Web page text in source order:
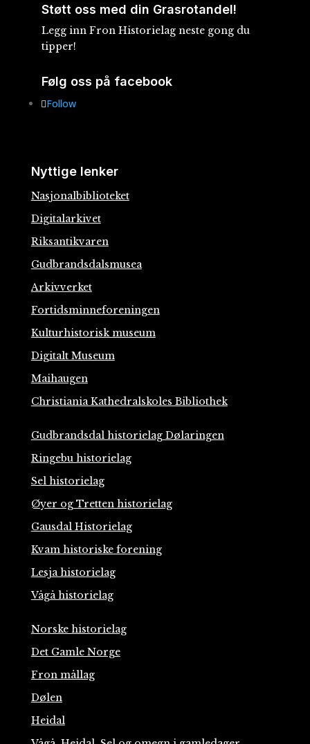
Støtt oss med din Grasrotandel!
Legg inn Fron Historielag neste gong du
tipper!
Følg oss på facebook
Follow
Nyttige lenker
Nasjonalbiblioteket
Digitalarkivet
Riksantikvaren
Gudbrandsdalsmusea
Arkivverket
Fortidsminneforeningen
Kulturhistorisk museum
Digitalt Museum
Maihaugen
Christiania Kathedralskoles Bibliothek
Gudbrandsdal historielag Dølaringen
Ringebu historielag
Sel historielag
Øyer og Tretten historielag
Gausdal Historielag
Kvam historiske forening
Lesja historielag
Vågå historielag
Norske historielag
Det Gamle Norge
Fron mållag
Dølen
Heidal